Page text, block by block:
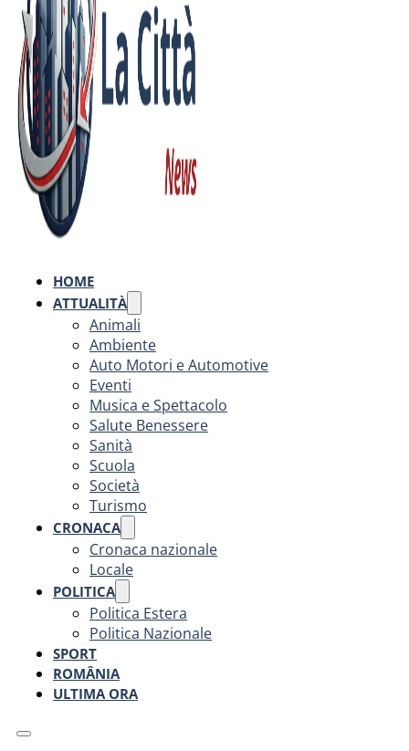
HOME
ATTUALITÀ
Animali
Ambiente
Auto Motori e Automotive
Eventi
Musica e Spettacolo
Salute Benessere
Sanità
Scuola
Società
Turismo
CRONACA
Cronaca nazionale
Locale
POLITICA
Politica Estera
Politica Nazionale
SPORT
ROMÂNIA
ULTIMA ORA